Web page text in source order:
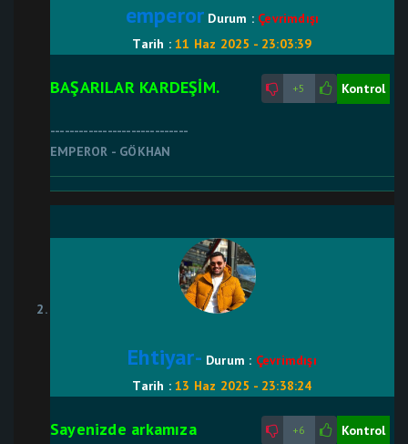
emperor Durum : Çevrimdışı
Tarih :11 Haz 2025 - 23:03:39
+5 Kontrol
BAŞARILAR KARDEŞİM.
-----------------------------
EMPEROR - GÖKHAN
Ehtiyar- Durum : Çevrimdışı
Tarih :13 Haz 2025 - 23:38:24
+6 Kontrol
Sayenizde arkamıza